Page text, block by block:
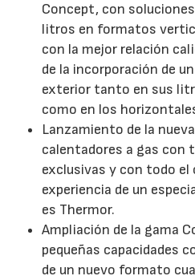
Concept, con
litros en formatos
con la mejor relación
de la incorporación de
exterior tanto en sus
como en los
Lanzamiento de la
calentadores a gas con
exclusivas y con todo
experiencia de un
es Thermor.
Ampliación de la gama
pequeñas capacidades
de un nuevo formato